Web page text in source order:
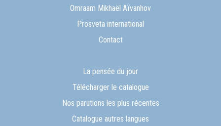
Omraam Mikhaël Aïvanhov
Prosveta international
Contact
La pensée du jour
Télécharger le catalogue
Nos parutions les plus récentes
Catalogue autres langues